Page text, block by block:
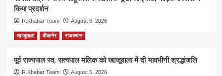
किया प्रदर्शन
R.Khabar Team August 5, 2026
खाजूवाला बीकानेर राजस्थान
पूर्व राज्यपाल स्व. सत्यपाल मलिक को खाजूवाला में दी भावभीनी श्रद्धांजलि
R.Khabar Team August 5, 2026